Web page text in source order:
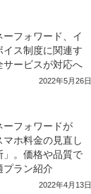
ーフォワード、イ
イス制度に関連す
サービスが対応へ
2022年5月26日
ーフォワードが
マホ料金の見直し
」。価格や品質で
プラン紹介
2022年4月13日